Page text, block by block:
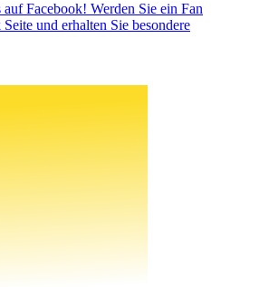
auf Facebook! Werden Sie ein Fan
und erhalten Sie besondere